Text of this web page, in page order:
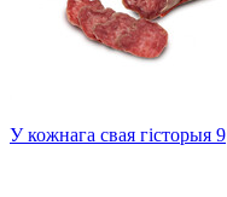
У кожнага свая гісторыя 9